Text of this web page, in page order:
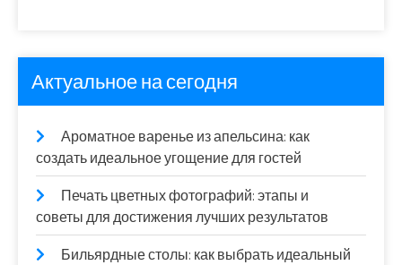
Актуальное на сегодня
Ароматное варенье из апельсина: как
создать идеальное угощение для гостей
Печать цветных фотографий: этапы и
советы для достижения лучших результатов
Бильярдные столы: как выбрать идеальный